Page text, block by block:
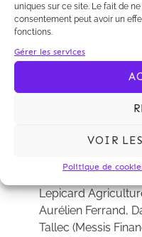
uniques sur ce site. Le fait de
consentement peut avoir un
fonctions.
Gérer les services
VOIR
Politique de
Kalliopé a
des aspects
l’opération, avec
Guillaume Martinet
(associés),
développement
financiers.
Lepicard
Aurélien Ferrand,
Tallec (Messis